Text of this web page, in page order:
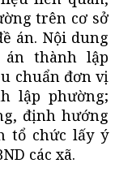
trên cơ sở
án. Nội dung
thành lập
chuẩn đơn vị
lập phường;
định hướng
tổ chức lấy ý
các xã.